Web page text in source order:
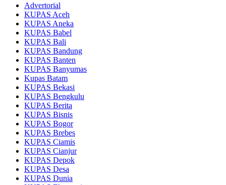
Advertorial
KUPAS Aceh
KUPAS Aneka
KUPAS Babel
KUPAS Bali
KUPAS Bandung
KUPAS Banten
KUPAS Banyumas
Kupas Batam
KUPAS Bekasi
KUPAS Bengkulu
KUPAS Berita
KUPAS Bisnis
KUPAS Bogor
KUPAS Brebes
KUPAS Ciamis
KUPAS Cianjur
KUPAS Depok
KUPAS Desa
KUPAS Dunia